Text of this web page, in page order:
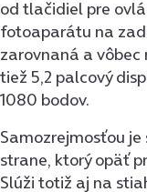
od tlačidiel pre
fotoaparátu na
zarovnaná a
tiež 5,2 palcový
1080 bodov.
Samozrejmosťou
strane, ktorý opäť
Slúži totiž aj na